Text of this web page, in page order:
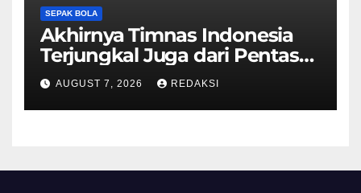
SEPAK BOLA
Akhirnya Timnas Indonesia
Terjungkal Juga dari Pentas
Piala AFF 2026
AUGUST 7, 2026 REDAKSI